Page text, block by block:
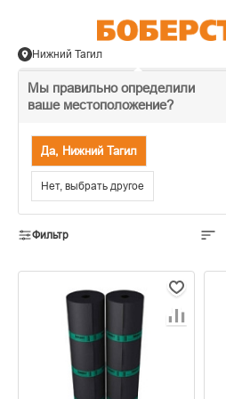
Мы правильно определили
ваше местоположение?
Да, Нижний Тагил
Нет, выбрать другое
Нижний Тагил
Рулонная кровля
Фильтр